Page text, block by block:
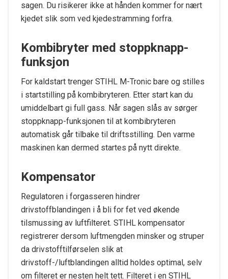
sagen. Du risikerer ikke at hånden kommer for nært
kjedet slik som ved kjedestramming forfra.
Kombibryter med stoppknapp-
funksjon
For kaldstart trenger STIHL M-Tronic bare og stilles
i startstilling på kombibryteren. Etter start kan du
umiddelbart gi full gass. Når sagen slås av sørger
stoppknapp-funksjonen til at kombibryteren
automatisk går tilbake til driftsstilling. Den varme
maskinen kan dermed startes på nytt direkte.
Kompensator
Regulatoren i forgasseren hindrer
drivstoffblandingen i å bli for fet ved økende
tilsmussing av luftfilteret. STIHL kompensator
registrerer dersom luftmengden minsker og struper
da drivstofftilførselen slik at
drivstoff-/luftblandingen alltid holdes optimal, selv
om filteret er nesten helt tett. Filteret i en STIHL